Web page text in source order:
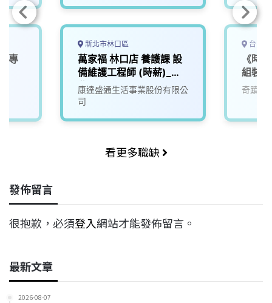
專
新北市林口區
萬家福 林口店 養護課 設
備維護工程師 (時薪)_新
北
康達盛通生活事業股份有限公
司
台中
《時
組裝
奇蹟生
看更多職缺
發佈留言
很抱歉，必須登入網站才能發佈留言。
最新文章
2026-08-07